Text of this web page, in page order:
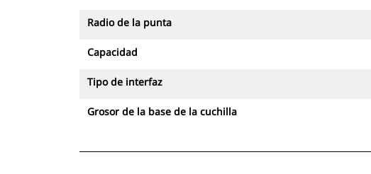
Radio de la punta
Capacidad
Tipo de interfaz
Grosor de la base de la cuchilla